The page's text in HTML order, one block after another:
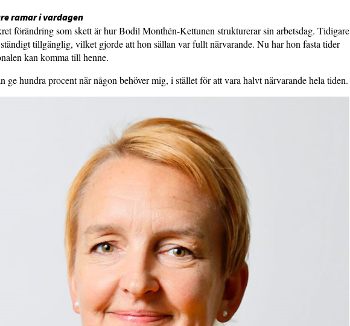
ramar i vardagen
förändring som skett är hur Bodil Monthén-Kettunen strukturerar sin arbetsdag. Tidigare
tillgänglig, vilket gjorde att hon sällan var fullt närvarande. Nu har hon fasta tider
kan komma till henne.
ge hundra procent när någon behöver mig, i stället för att vara halvt närvarande hela tiden.